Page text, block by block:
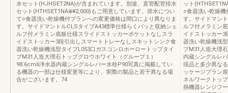
水セット(HJHSET2NA)が含まれています。別途、直管配管排水
セット(HTHSET1NA⊕¥2,000)もご用意しています。排水につい
て○食器洗い乾燥機付プランへの変更価格は間口により異なりま
す。サイドマントルCLSタイプA43標準仕様らくパッと収納シェ
ルフ付メラミン底板仕様スライドストッカーポケットなしスラ
イドストッカー3段引出しスマートトレーなしスキットシンク食
器洗い乾燥機浅型タイプL053口ガスコンロホーロートップタイ
プM31人造大理石トップグロウホワイト（グループ１）
98.6cm6浄水器内蔵シングルレバー水栓P90写真に掲載してい
る機器の一部は仕様変更等により、実際の製品と若干異なる場
合がございます。74
ット
○食器洗い乾燥機
す。サイドマン
ルフ付メラミン
イドストッカー3
器洗い乾燥機浅
プM31人造大理
内蔵シングルレ
現品と多少異な
ッケージプラン
ネルワークトッ
熱機器レンジフ